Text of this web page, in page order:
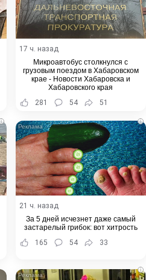
17 ч. назад
Микроавтобус столкнулся с
грузовым поездом в Хабаровском
крае - Новости Хабаровска и
Хабаровского края
281
54 51
i i
21 ч. назад
За 5 дней исчезнет даже самый
застарелый грибок: вот хитрость
165
54 33
i